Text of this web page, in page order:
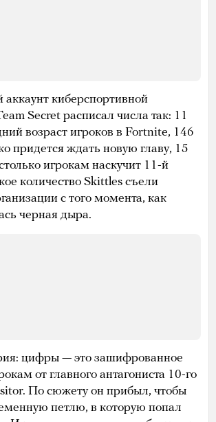
киберспортивной
Secret расписал числа так: 11
возраст игроков в Fortnite, 146
придется ждать новую главу, 15
игрокам наскучит 11-й
количество Skittles съели
с того момента, как
черная дыра.
цифры — это зашифрованное
от главного антагониста 10-го
По сюжету он прибыл, чтобы
петлю, в которую попал